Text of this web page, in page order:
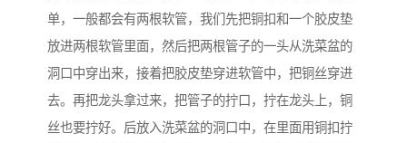
单，一般都会有两根软管，我们先把铜扣和一个胶皮垫
放进两根软管里面，然后把两根管子的一头从洗菜盆的
洞口中穿出来，接着把胶皮垫穿进软管中，把铜丝穿进
去。再把龙头拿过来，把管子的拧口，拧在龙头上，铜
丝也要拧好。后放入洗菜盆的洞口中，在里面用铜扣拧